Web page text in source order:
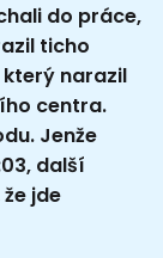
do práce,
ticho
který narazil
centra.
Jenže
další
jde